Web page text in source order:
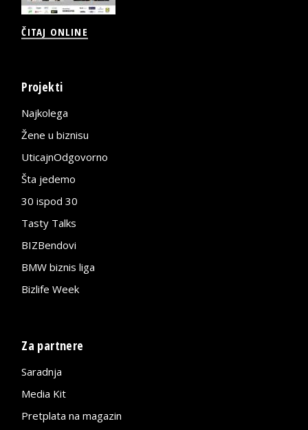
ČITAJ ONLINE
Projekti
Najkolega
Žene u biznisu
UticajnOdgovorno
Šta jedemo
30 ispod 30
Tasty Talks
BIZBendovi
BMW biznis liga
Bizlife Week
Za partnere
Saradnja
Media Kit
Pretplata na magazin